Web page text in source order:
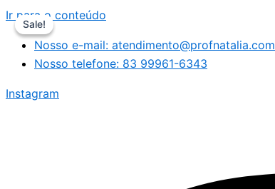
Ir para o conteúdo
Nosso e-mail: atendimento@profnatalia.com
Nosso telefone: 83 99961-6343
Instagram
Sale!
Sale!